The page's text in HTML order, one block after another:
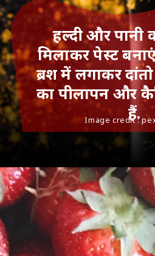
Image credit :
हल्दी और पानी
मिलाकर पेस्ट
ब्रश में लगाकर
का पीलापन और
हैं.